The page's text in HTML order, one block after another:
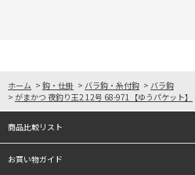
ホーム > 鈎・仕掛 > バラ鈎・糸付鈎 > バラ鈎
> がまかつ 夜釣り王2 12号 68-971【ゆうパケット】
商品比較リスト
お買い物ガイド